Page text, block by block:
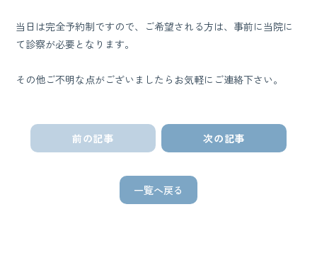
当日は完全予約制ですので、ご希望される方は、事前に当院に
て診察が必要となります。
その他ご不明な点がございましたらお気軽にご連絡下さい。
前の記事 次の記事
一覧へ戻る